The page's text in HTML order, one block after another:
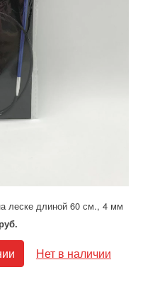
леске длиной 60 см., 4 мм
Нет в наличии